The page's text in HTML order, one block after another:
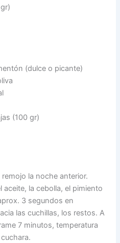
(dulce o picante)
(100 gr)
la noche anterior.
aceite, la cebolla, el pimiento
3 segundos en
las cuchillas, los restos. A
7 minutos, temperatura